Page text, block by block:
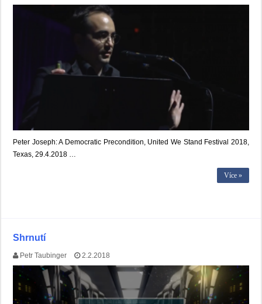
Peter Joseph: A Democratic Precondition, United We Stand Festival 2018,
Texas, 29.4.2018 …
Více »
Shrnutí
Petr Taubinger 2.2.2018